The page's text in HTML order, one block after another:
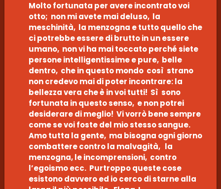
Molto fortunata per avere incontrato voi
otto; non mi avete mai deluso, la
meschinità, la menzogna e tutto quello che
ci potrebbe essere di brutto in un essere
umano, non vi ha mai toccato perché siete
persone intelligentissime e pure, belle
dentro, che in questo mondo così strano
non credevo mai di poter incontrare: la
bellezza vera che è in voi tutti! Sì sono
fortunata in questo senso, e non potrei
desiderare di meglio! Vi vorrò bene sempre
come se voi foste del mio stesso sangue.
Amo tutta la gente, ma bisogna ogni giorno
combattere contro la malvagità, la
menzogna, le incomprensioni, contro
l’egoismo ecc. Purtroppo queste cose
esistono davvero ed io cerco di starne alla